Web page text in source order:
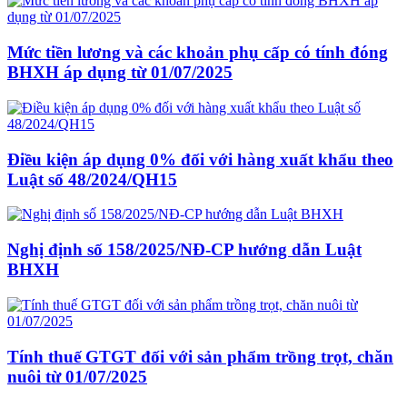
Mức tiền lương và các khoản phụ cấp có tính đóng
BHXH áp dụng từ 01/07/2025
Điều kiện áp dụng 0% đối với hàng xuất khẩu theo
Luật số 48/2024/QH15
Nghị định số 158/2025/NĐ-CP hướng dẫn Luật
BHXH
Tính thuế GTGT đối với sản phẩm trồng trọt, chăn
nuôi từ 01/07/2025